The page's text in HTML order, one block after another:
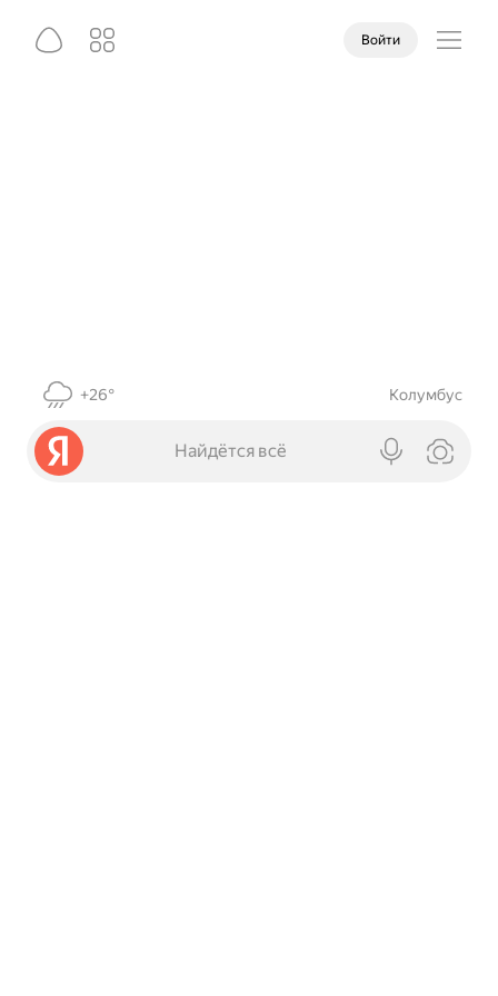
Войти
+26° Колумбус
Найдётся всё